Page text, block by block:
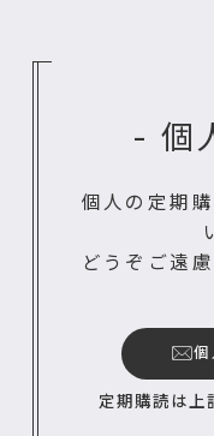
- 個
個人の定期
どうぞご遠
個
定期購読は上